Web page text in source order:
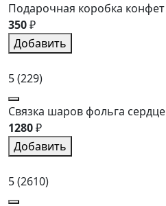
Подарочная коробка конфет
350₽
Добавить
5(229)
Связка шаров фольга сердце
1280₽
Добавить
5(2610)